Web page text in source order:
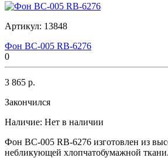
Артикул: 13848
Фон BC-005 RB-6276
0
3 865 р.
Закончился
Наличие: Нет в наличии
Фон BC-005 RB-6276 изготовлен из
небликующей хлопчатобумажной